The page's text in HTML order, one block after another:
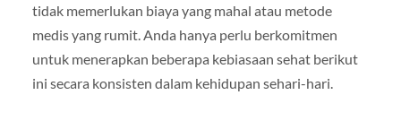
tidak memerlukan biaya yang mahal atau metode
medis yang rumit. Anda hanya perlu berkomitmen
untuk menerapkan beberapa kebiasaan sehat berikut
ini secara konsisten dalam kehidupan sehari-hari.